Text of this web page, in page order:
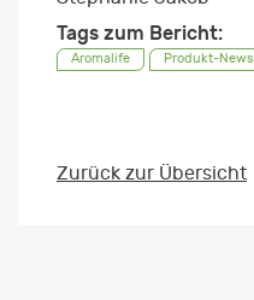
Tags zum Bericht:
Aromalife Produkt-News
Zurück zur Übersicht